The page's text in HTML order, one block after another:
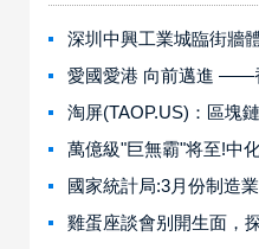
深圳中興工業城臨街牆
愛國愛港 向前邁進 ——
淘屏(TAOP.US)：區塊
萬億級"巨無霸"将至!中
國家統計局:3月份制造
雞蛋座談會别開生面，